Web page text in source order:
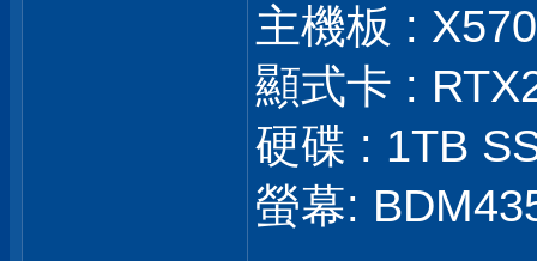
主機板 :
顯式卡 :
硬碟 : 1TB
螢幕: